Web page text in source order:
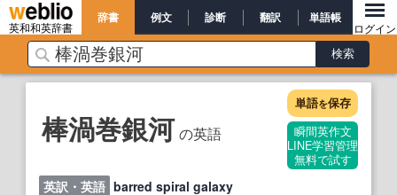
英和和英辞書
辞書 例文 診断 翻訳 単語帳
ログイン
棒渦巻銀河 の英語
単語を保存
瞬間英作文
LINE学習管理
無料で試す
英訳・英語 barred spiral galaxy